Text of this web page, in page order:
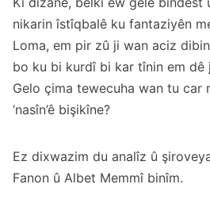
nikarin îstîqbalê ku fantaziyên
Loma, em pir zû ji wan aciz
bo ku bi kurdî bi kar tînin em dê
Gelo çima tewecuha wan tu car
‘nasîn’ê bişikîne?
Ez dixwazim du analîz û
Fanon û Albet Memmî binîm.